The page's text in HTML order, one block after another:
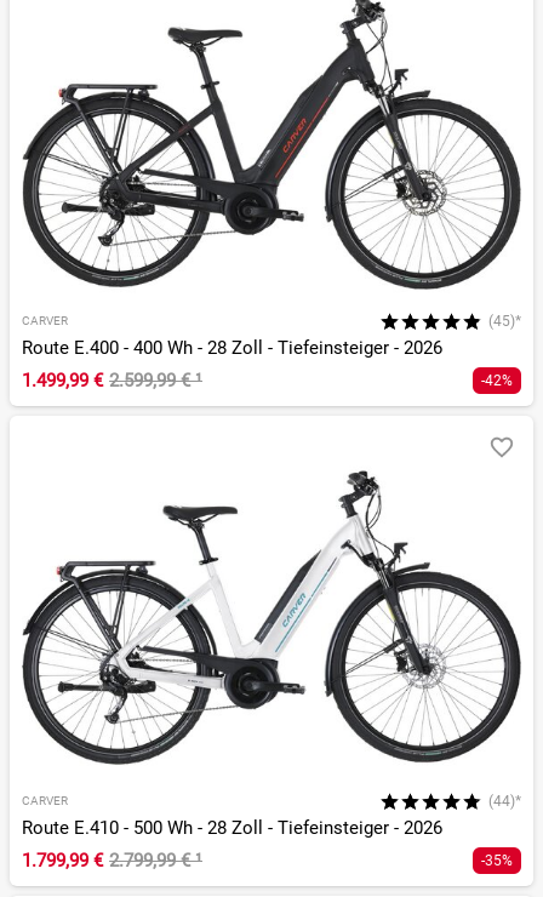
CARVER (45)*
Route E.400 - 400 Wh - 28 Zoll - Tiefeinsteiger - 2026
1.499,99 € 2.599,99 €¹ -42%
CARVER (44)*
Route E.410 - 500 Wh - 28 Zoll - Tiefeinsteiger - 2026
1.799,99 € 2.799,99 €¹ -35%